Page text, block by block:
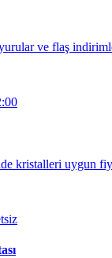
ve flaş
kristalleri uygun